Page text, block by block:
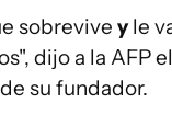
sobrevive yle
dijo a la AFP
su fundador.